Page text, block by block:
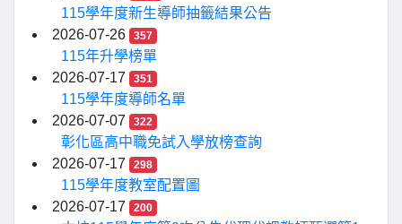
115學年度新生導師抽籤結果公告
2026-07-26
357
115年升學榜單
2026-07-17
351
115學年度導師名單
2026-07-07
322
彰化區高中職免試入學放榜查詢
2026-07-17
298
115學年度教室配置圖
2026-07-17
200